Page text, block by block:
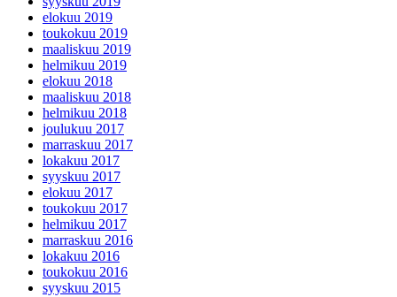
elokuu 2019
toukokuu 2019
maaliskuu 2019
helmikuu 2019
elokuu 2018
maaliskuu 2018
helmikuu 2018
joulukuu 2017
marraskuu 2017
lokakuu 2017
syyskuu 2017
elokuu 2017
toukokuu 2017
helmikuu 2017
marraskuu 2016
lokakuu 2016
toukokuu 2016
syyskuu 2015